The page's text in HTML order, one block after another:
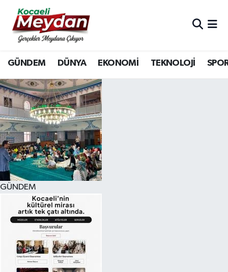
GÜNDEM DÜNYA EKONOMİ TEKNOLOJİ
GÜNDEM
Nöbetçi Eczaneler
Hava Durumu
Trafik Durumu
Süper Lig Puan Durumu ve Fikstür
Tüm Manşetler
Son Dakika Haberleri
Haber Arşivi